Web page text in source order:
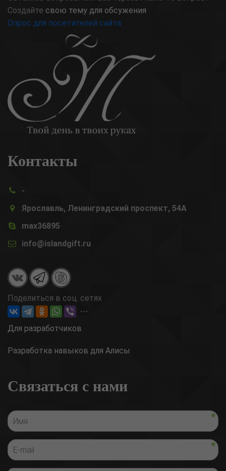
Создайте свою тему для обсужения
Опрос для посетителей сайта
Контакты
-
Ярославль, Ленинградский проспект, 54А
max36895
info@islandgift.ru
Поделиться в соц. сетях
Для разработчиков
Разработка навыков для Алисы
Связаться с нами